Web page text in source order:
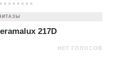
217D
НЕТ ГОЛОСОВ